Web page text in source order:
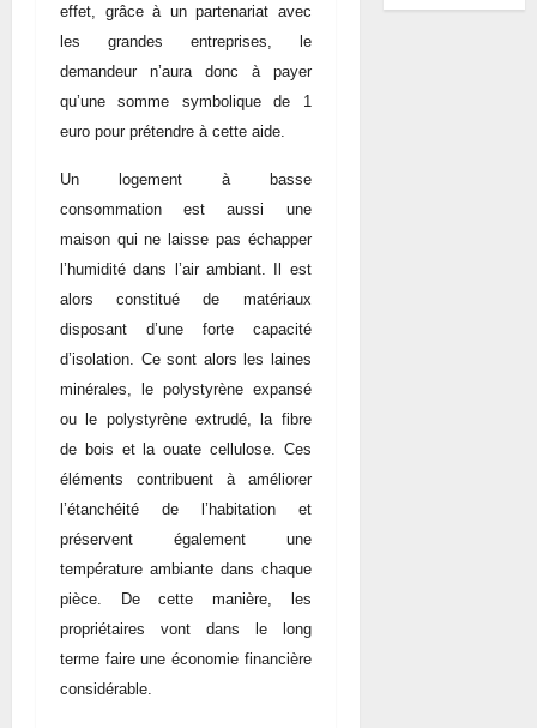
effet, grâce à un partenariat avec
les grandes entreprises, le
demandeur n’aura donc à payer
qu’une somme symbolique de 1
euro pour prétendre à cette aide.
Un logement à basse
consommation est aussi une
maison qui ne laisse pas échapper
l’humidité dans l’air ambiant. Il est
alors constitué de matériaux
disposant d’une forte capacité
d’isolation. Ce sont alors les laines
minérales, le polystyrène expansé
ou le polystyrène extrudé, la fibre
de bois et la ouate cellulose. Ces
éléments contribuent à améliorer
l’étanchéité de l’habitation et
préservent également une
température ambiante dans chaque
pièce. De cette manière, les
propriétaires vont dans le long
terme faire une économie financière
considérable.